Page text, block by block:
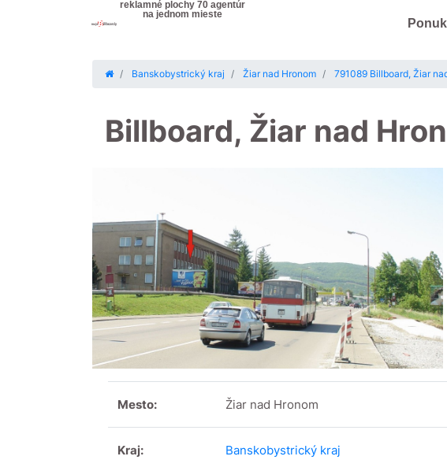
reklamné plochy 70 agentúr
na jednom mieste
Banskobystrický kraj Žiar nad Hronom 791089 Billboard, Žiar
Billboard, Žiar nad
Mesto: Žiar nad Hronom
Kraj: Banskobystrický kraj